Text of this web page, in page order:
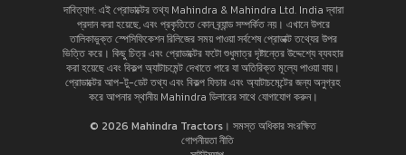
দাবিত্যাগ: এই প্রোডাক্টের তথ্য Mahindra & Mahindra Ltd. India দ্বারা
প্রদান করা হয়েছে, এবং প্রকৃতিতে কোন ব্র্যান্ড সম্পর্কিত নয়। এখানে উপরে
তালিকাভুক্ত স্পেসিফিকেশন রিলিজের সময় পাওয়া সর্বশেষ প্রোডাক্ট তথ্যের উপর
ভিত্তি করে। কিছু চিত্র এবং প্রোডাক্টের ফটো শুধুমাত্র দৃষ্টান্তের উদ্দেশ্যে ব্যবহার
করা হয়েছে এবং বিকল্প অ্যাটাচমেন্ট দেখাতে পারে যা অতিরিক্ত মূল্যে পাওয়া যায়।
প্রোডাক্টের আপ-টু-ডেট তথ্য এবং বিকল্প ফিচার এবং অ্যাটাচমেন্টের জন্য অনুগ্রহ
করে আপনার স্থানীয় Mahindra ডিলারের সাথে যোগাযোগ করুন।
© 2026 Mahindra Tractors। সমস্ত অধিকার সংরক্ষিত
গোপনীয়তা নীতি